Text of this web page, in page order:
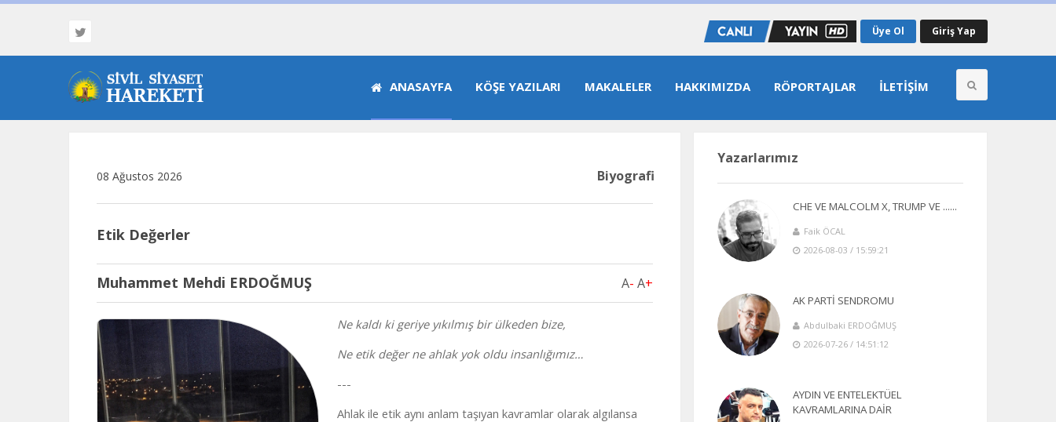
Üye Ol Giriş Yap
ANASAYFA KÖŞE YAZILARI MAKALELER HAKKIMIZDA RÖPORTAJLAR İLETIŞIM
08 Ağustos 2026
Etik Değerler
Biyografi
Muhammet Mehdi ERDOĞMUŞ A- A+
Ne kaldı ki geriye yıkılmış bir ülkeden bize,
Ne etik değer ne ahlak yok oldu insanlığımız…
---
Ahlak ile etik aynı anlam taşıyan kavramlar olarak algılansa
Yazarlarımız
CHE VE MALCOLM X, TRUMP VE ......
Faik ÖCAL
2026-08-03 / 15:59:21
AK PARTİ SENDROMU
Abdulbaki ERDOĞMUŞ
2026-07-26 / 14:51:12
AYDIN VE ENTELEKTÜEL
KAVRAMLARINA DAİR